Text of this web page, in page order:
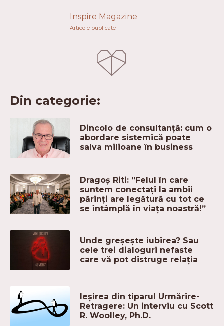
Inspire Magazine
Articole publicate
Din categorie:
Dincolo de consultanță: cum o
abordare sistemică poate
salva milioane în business
Dragoș Riti: ”Felul în care
suntem conectați la ambii
părinți are legătură cu tot ce
se întâmplă în viața noastră!”
Unde greșește iubirea? Sau
cele trei dialoguri nefaste
care vă pot distruge relația
Ieșirea din tiparul Urmărire-
Retragere: Un interviu cu Scott
R. Woolley, Ph.D.